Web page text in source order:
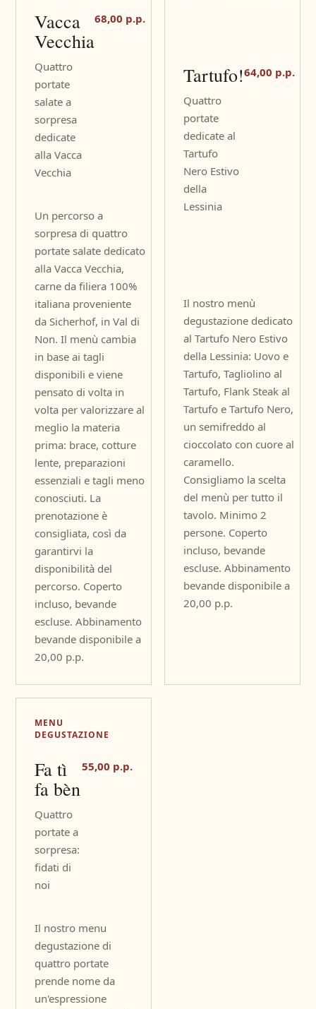
Vacca
Vecchia
Quattro
portate
salate a
sorpresa
dedicate
alla Vacca
Vecchia
68,00 p.p.
Un percorso a
sorpresa di quattro
portate salate dedicato
alla Vacca Vecchia,
carne da filiera 100%
italiana proveniente
da Sicherhof, in Val di
Non. Il menù cambia
in base ai tagli
disponibili e viene
pensato di volta in
volta per valorizzare al
meglio la materia
prima: brace, cotture
lente, preparazioni
essenziali e tagli meno
conosciuti. La
prenotazione è
consigliata, così da
garantirvi la
disponibilità del
percorso. Coperto
incluso, bevande
escluse. Abbinamento
bevande disponibile a
20,00 p.p.
Tartufo!
Quattro
portate
dedicate al
Tartufo
Nero Estivo
della
Lessinia
64,00 p.p.
Il nostro menù
degustazione dedicato
al Tartufo Nero Estivo
della Lessinia: Uovo e
Tartufo, Tagliolino al
Tartufo, Flank Steak al
Tartufo e Tartufo Nero,
un semifreddo al
cioccolato con cuore al
caramello.
Consigliamo la scelta
del menù per tutto il
tavolo. Minimo 2
persone. Coperto
incluso, bevande
escluse. Abbinamento
bevande disponibile a
20,00 p.p.
MENU
DEGUSTAZIONE
Fa tì
fa bèn
Quattro
portate a
sorpresa:
fidati di
noi
55,00 p.p.
Il nostro menu
degustazione di
quattro portate
prende nome da
un'espressione